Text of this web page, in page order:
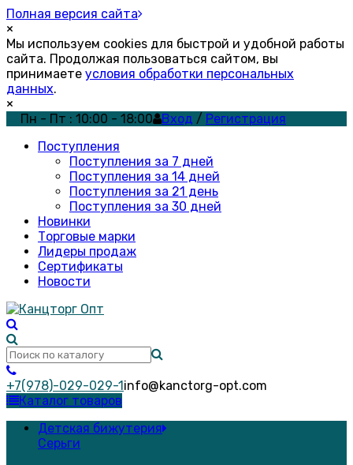
Полная версия сайта
×
Мы используем cookies для быстрой и удобной работы
сайта. Продолжая пользоваться сайтом, вы
принимаете условия обработки персональных
данных.
×
Пн - Пт : 10:00 - 18:00
Вход / Регистрация
Поступления
Поступления за 7 дней
Поступления за 14 дней
Поступления за 21 день
Поступления за 30 дней
Новинки
Торговые марки
Лидеры продаж
Сертификаты
Новости
+7(978)-029-029-1info@kanctorg-opt.com
Каталог товаров
Детская бижутерия
Серьги